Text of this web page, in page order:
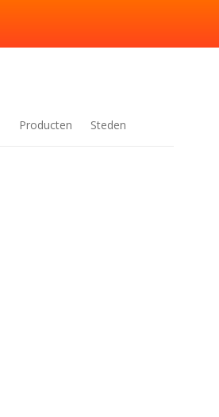
Producten Steden